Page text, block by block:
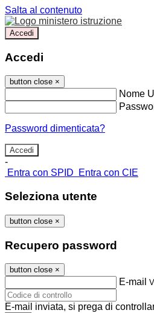
Salta al contenuto
Accedi
Accedi
button close ×
Nome
Password dimenticata?
-
Entra con SPID
Entra con CIE
Seleziona utente
button close ×
Recupero password
button close ×
E-mail
E-mail inviata, si prega di